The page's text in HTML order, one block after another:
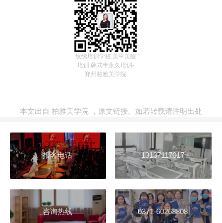
纹绣培训学校,美甲美睫
培训,韩式半永久培训-
郑州柏雅美学院
本文出自 柏雅美学院 ， 原文链接。如若转载请注明出处
报名电话 13137117017
咨询热线 0371-60268808